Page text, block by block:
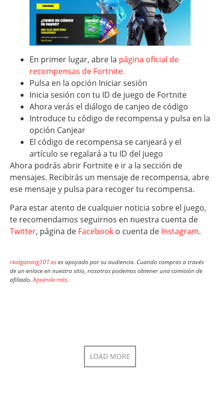
En primer lugar, abre la página oficial de
recompensas de Fortnite.
Pulsa en la opción Iniciar sesión
Inicia sesión con tu ID de juego de Fortnite
Ahora verás el diálogo de canjeo de código
Introduce tu código de recompensa y pulsa en la
opción Canjear
El código de recompensa se canjeará y el
artículo se regalará a tu ID del juego
Ahora podrás abrir Fortnite e ir a la sección de
mensajes. Recibirás un mensaje de recompensa, abre
ese mensaje y pulsa para recoger tu recompensa.
Para estar atento de cualquier noticia sobre el juego,
te recomendamos seguirnos en nuestra cuenta de
Twitter, página de Facebook o cuenta de Instagram.
realgaming101.eses apoyado por su audiencia. Cuando compras a través
de un enlace en nuestro sitio, nosotros podemos obtener una comisión de
afiliado.Aprende más.
LOAD MORE